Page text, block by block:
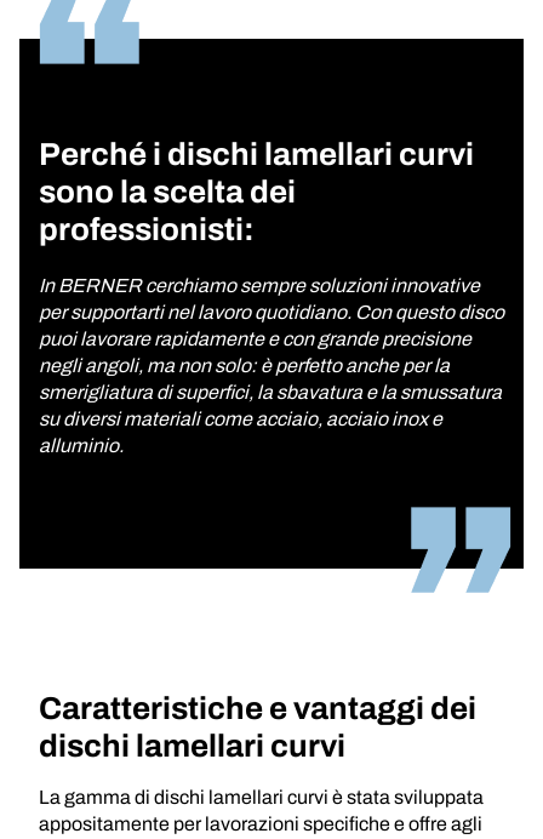
Perché i dischi lamellari curvi
sono la scelta dei
professionisti:
In BERNER cerchiamo sempre soluzioni innovative
per supportarti nel lavoro quotidiano. Con questo disco
puoi lavorare rapidamente e con grande precisione
negli angoli, ma non solo: è perfetto anche per la
smerigliatura di superfici, la sbavatura e la smussatura
su diversi materiali come acciaio, acciaio inox e
alluminio.
Caratteristiche e vantaggi dei
dischi lamellari curvi
La gamma di dischi lamellari curvi è stata sviluppata
appositamente per lavorazioni specifiche e offre agli